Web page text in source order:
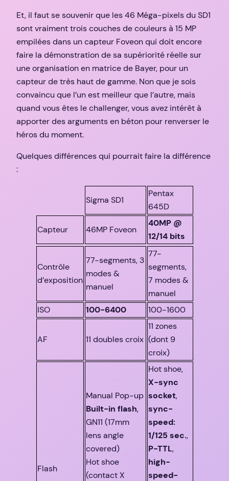
Et, il faut se souvenir que les 46 Méga-pixels du SD1
sont vraiment trois couches de couleurs à 15 MP
empilées dans un capteur Foveon qui doit encore
faire la démonstration de sa supériorité réelle sur
une organisation en matrice de Bayer, pour un
capteur de très haut de gamme. Non que je sois
convaincu que l’un est meilleur que l’autre, mais
quand vous êtes le challenger, vous avez intérêt à
apporter des arguments en béton pour renverser le
héros du moment.
Quelques différences qui pourrait faire la différence
:
Sigma SD1
Pentax
645D
Capteur 46MP Foveon
40MP @
12/14 bits
Contrôle
d’exposition
77-segments, 3
modes &
manuel
77-
segments,
7 modes &
manuel
ISO
100-6400 100-1600
AF 11 doubles croix
11 zones
(dont 9
croix)
Flash
Manual Pop-up
Built-in flash,
GN11 (17mm
lens angle
covered)
Hot shoe
(contact X
Hot shoe,
X-sync
socket,
sync-
speed:
1/125 sec.,
P-TTL,
high-
speed-